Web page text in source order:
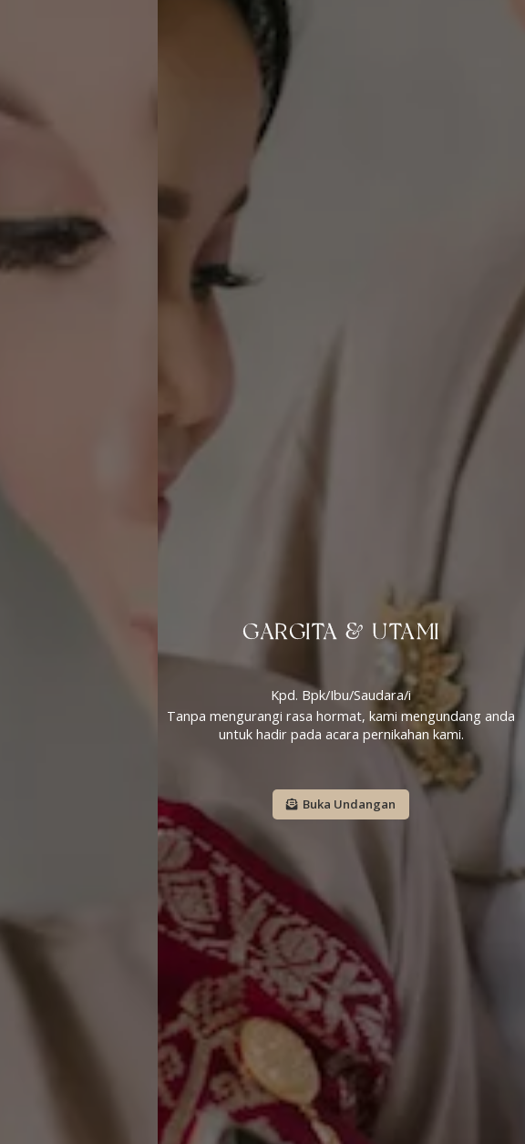
GARGITA & UTAMI
Kpd. Bpk/Ibu/Saudara/i
Tanpa mengurangi rasa hormat, kami mengundang anda
untuk hadir pada acara pernikahan kami.
Buka Undangan